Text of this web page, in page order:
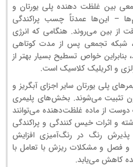
بین غلظت دهنده پلی یورتان و
– این‌ها عمدتاً چسب پراکندگی
از بین می‌روند. هنگامی که انرژی
شبکه تجمعی پس از مدت کوتاهی
بنابراین خواص تسطیح بسیار بهتر از
و اکریلیک کلاسیک است.
پلی یورتان سایر اجزای آبگریز و
تثبیت می‌شوند. بخش‌های پلیمری
از ماده غلظت‌دهنده می‌توانند
و اثرات خیس کنندگی و پراکندگی
پذیرش رنگ در رنگ‌آمیزی افزایش
و فصل و مشکلات ریزش با تعامل با
کاهش می‌یابد.